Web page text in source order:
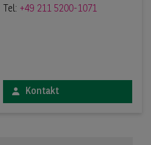
Tel: +49 211 5200-1071
Kontakt